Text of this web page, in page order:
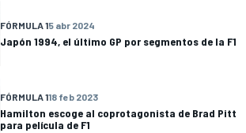
FÓRMULA 15 abr 2024
Japón 1994, el último GP por segmentos de la F1
FÓRMULA 118 feb 2023
Hamilton escoge al coprotagonista de Brad Pitt
para película de F1